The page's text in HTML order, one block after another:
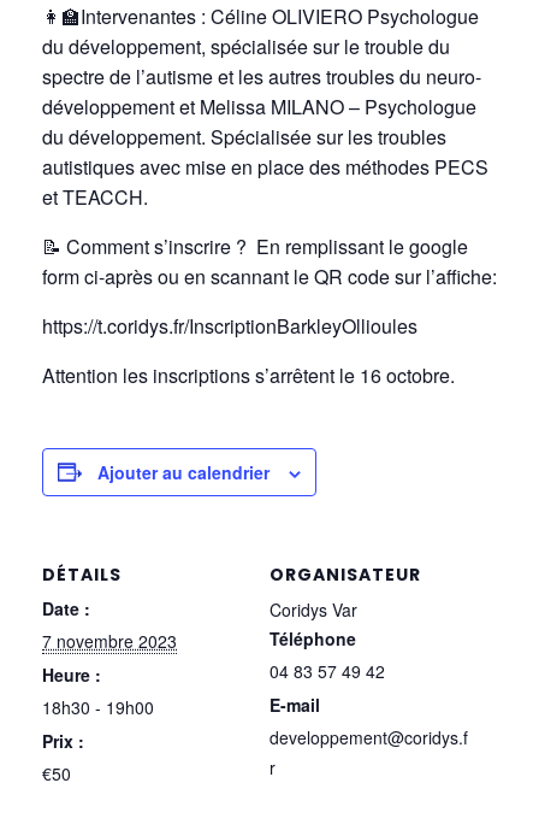
👩‍🏫Intervenantes : Céline OLIVIERO Psychologue
du développement, spécialisée sur le trouble du
spectre de l’autisme et les autres troubles du neuro-
développement et Melissa MILANO – Psychologue
du développement. Spécialisée sur les troubles
autistiques avec mise en place des méthodes PECS
et TEACCH.
📝 Comment s’inscrire ? En remplissant le google
form ci-après ou en scannant le QR code sur l’affiche:
https://t.coridys.fr/InscriptionBarkleyOllioules
Attention les inscriptions s’arrêtent le 16 octobre.
Ajouter au calendrier
DÉTAILS
Date :
7 novembre 2023
Heure :
18h30 - 19h00
Prix :
€50
ORGANISATEUR
Coridys Var
Téléphone
04 83 57 49 42
E-mail
developpement@coridys.f
r